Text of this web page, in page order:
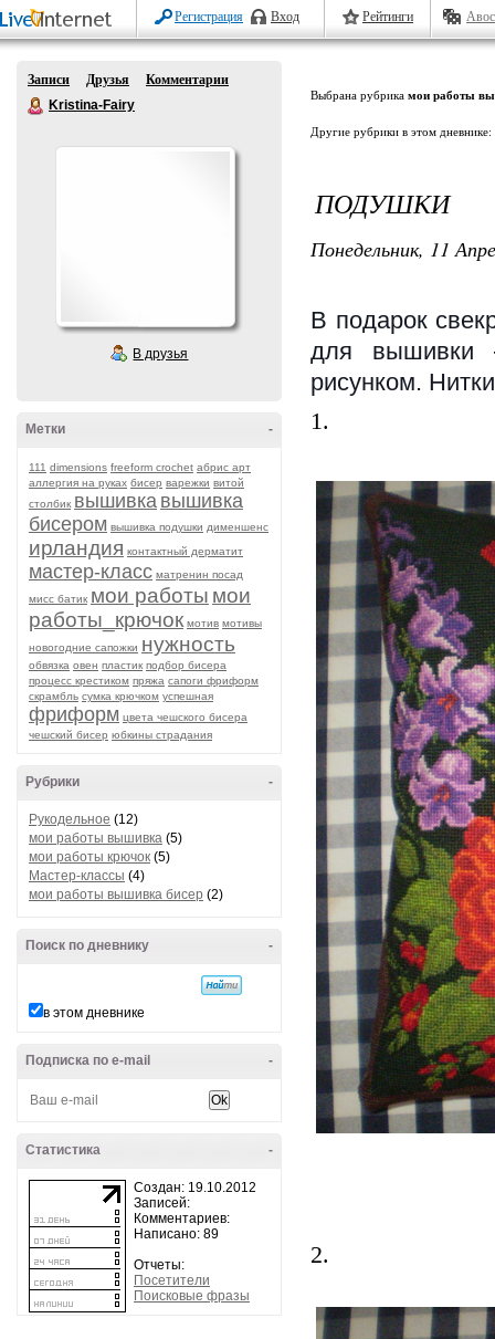
Регистрация Вход Рейтинги
Записи Друзья
Комментарии
Kristina-Fairy
В друзья
-
Метки
111 dimensions freeform crochet абрис арт
аллергия на руках бисер варежки витой
столбик вышивка вышивка
бисером вышивка подушки дименшенс
ирландия контактный дерматит
мастер-класс матренин посад
мисс батик мои работы мои
работы_крючок мотив мотивы
новогодние сапожки нужность
обвязка овен пластик подбор бисера
процесс крестиком пряжа сапоги фриформ
скрамбль сумка крючком успешная
фриформ цвета чешского бисера
чешский бисер юбкины страдания
-
Рубрики
Рукодельное (12)
мои работы вышивка (5)
мои работы крючок (5)
Мастер-классы (4)
мои работы вышивка бисер (2)
-
Поиск по дневнику
в этом дневнике
-
Подписка по e-mail
-
Статистика
Создан: 19.10.2012
Записей:
Комментариев:
Написано: 89
Отчеты:
Посетители
Поисковые фразы
Выбрана рубрика мои работы
Другие рубрики в этом дневнике:
ПОДУШКИ
Понедельник, 11
В подарок
для
рисунком.
1.
2.